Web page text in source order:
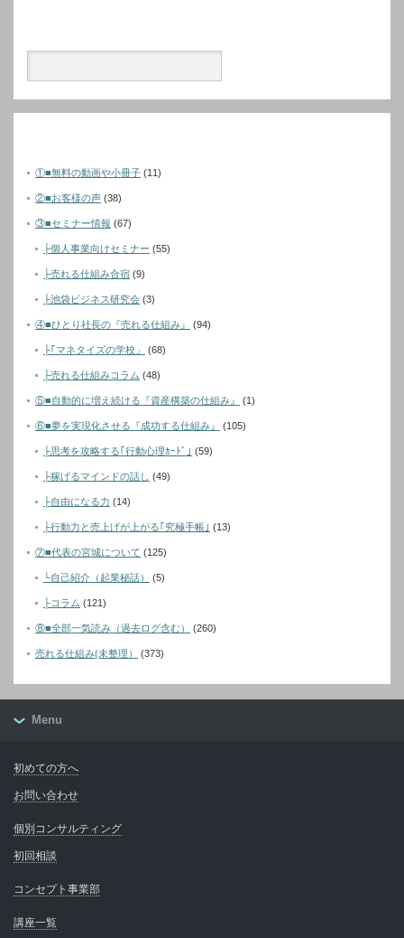
①■無料の動画や小冊子 (11)
②■お客様の声 (38)
③■セミナー情報 (67)
├個人事業向けセミナー (55)
├売れる仕組み合宿 (9)
├池袋ビジネス研究会 (3)
④■ひとり社長の『売れる仕組み』 (94)
├｢マネタイズの学校」 (68)
├売れる仕組みコラム (48)
⑤■自動的に増え続ける『資産構築の仕組み』 (1)
⑥■夢を実現化させる『成功する仕組み』 (105)
├思考を攻略する｢行動心理ｶｰﾄﾞ｣ (59)
├稼げるマインドの話し (49)
├自由になる力 (14)
├行動力と売上げが上がる｢究極手帳｣ (13)
⑦■代表の宮城について (125)
└自己紹介（起業秘話） (5)
├コラム (121)
⑧■全部一気読み（過去ログ含む） (260)
売れる仕組み(未整理） (373)
Menu
初めての方へ
お問い合わせ
個別コンサルティング
初回相談
コンセプト事業部
講座一覧